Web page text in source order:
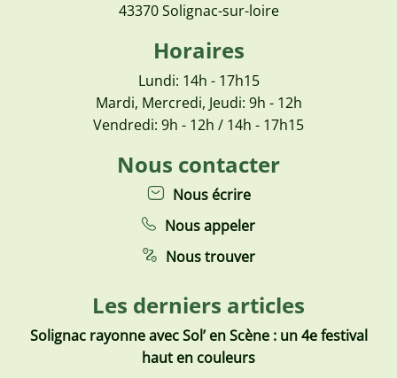
43370 Solignac-sur-loire
Horaires
Lundi: 14h - 17h15
Mardi, Mercredi, Jeudi: 9h - 12h
Vendredi: 9h - 12h / 14h - 17h15
Nous contacter
Nous écrire
Nous appeler
Nous trouver
Les derniers articles
Solignac rayonne avec Sol’ en Scène : un 4e festival
haut en couleurs